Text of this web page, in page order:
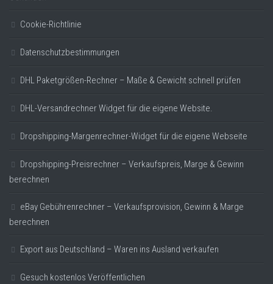
Cookie-Richtlinie
Datenschutzbestimmungen
DHL Paketgrößen-Rechner – Maße & Gewicht schnell prüfen
DHL-Versandrechner Widget für die eigene Website.
Dropshipping-Margenrechner-Widget für die eigene Webseite
Dropshipping-Preisrechner – Verkaufspreis, Marge & Gewinn
berechnen
eBay Gebührenrechner – Verkaufsprovision, Gewinn & Marge
berechnen
Export aus Deutschland – Waren ins Ausland verkaufen
Gesuch kostenlos Veröffentlichen